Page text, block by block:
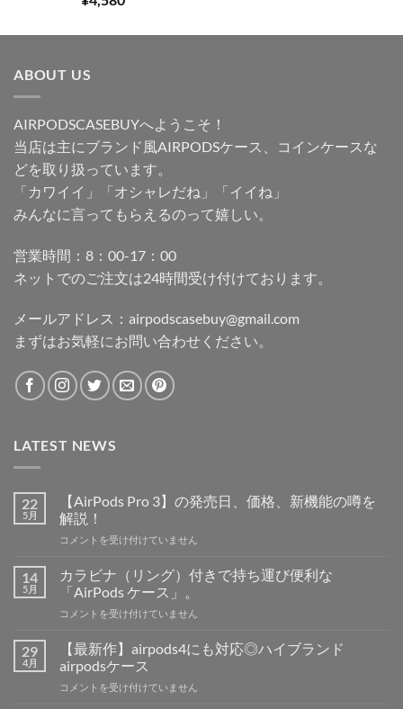
ABOUT US
AIRPODSCASEBUYへようこそ！
当店は主にブランド風AIRPODSケース、コインケースな
どを取り扱っています。
「カワイイ」「オシャレだね」「イイね」
みんなに言ってもらえるのって嬉しい。
営業時間：8：00-17：00
ネットでのご注文は24時間受け付けております。
メールアドレス： airpodscasebuy@gmail.com
まずはお気軽にお問い合わせください。
LATEST NEWS
22
5月
【AirPods Pro 3】の発売日、価格、新機能の噂を
解説！
【AirPods
3】
の
売
格、
機
コメントを受け付けていません
14
5月
カラビナ（リング）付きで持ち運び便利な
「AirPods ケース」。
カ
（リ
ン
コメントを受け付けていません
29
4月
【最新作】airpods4にも対応◎ハイブランド
airpodsケース
【最
コメントを受け付けていません